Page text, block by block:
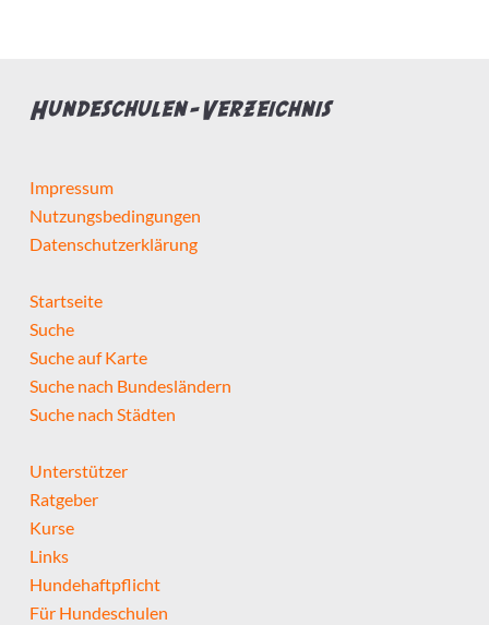
Hundeschulen-Verzeichnis
Impressum
Nutzungsbedingungen
Datenschutzerklärung
Startseite
Suche
Suche auf Karte
Suche nach Bundesländern
Suche nach Städten
Unterstützer
Ratgeber
Kurse
Links
Hundehaftpflicht
Für Hundeschulen